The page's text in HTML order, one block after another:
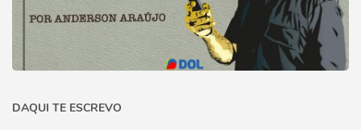
DAQUI TE ESCREVO